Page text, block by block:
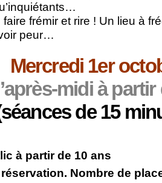
frémir et rire ! Un lieu à
peur…
Mercredi 1er
midi à partir
de 15
à partir de 10 ans
Nombre de